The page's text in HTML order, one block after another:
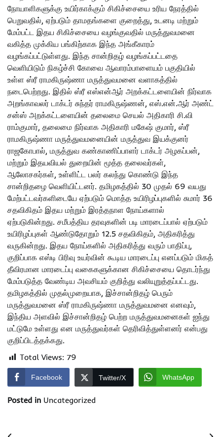
நோயாளிகளுக்கு உயிர்காக்கும் சிகிச்சையை உரிய நேரத்தில்
பெறுவதில், ஏற்படும் தாமதங்களை குறைத்து, உடனடி மற்றும்
மேம்பட்ட இதய சிகிச்சையை வழங்குவதில் மருத்துவமனை
வகித்த முக்கிய பங்கிற்காக இந்த அங்கீகாரம்
வழங்கப்பட்டுள்ளது. இந்த சான்றிதழ் வழங்கப்பட்டதை
வெளியிடும் நிகழ்ச்சி கோவை ஆவாரம்பாளையம் பகுதியில்
உள்ள ஸ்ரீ ராமகிருஷ்ணா மருத்துவமனை வளாகத்தில்
நடைபெற்றது. இதில் ஸ்ரீ எஸ்என்ஆர் அறக்கட்டளையின் நிர்வாக
அறங்காவலர் டாக்டர் சுந்தர் ராமகிருஷ்ணன், எஸ்.என்.ஆர் அண்ட்
சன்ஸ் அறக்கட்டளையின் தலைமை செயல் அதிகாரி சி.வி
ராம்குமார், தலைமை நிர்வாக அதிகாரி மகேஷ் குமார், ஸ்ரீ
ராமகிருஷ்ணா மருத்துவமனையின் மருத்துவ இயக்குனர்
ராஜகோபால், மருத்துவ கண்காணிப்பாளர் டாக்டர் அழகப்பன்,
மற்றும் இதயவியல் துறையின் மூத்த தலைவர்கள்,
ஆலோசகர்கள், உள்ளிட்ட பலர் கலந்து கொண்டு இந்த
சான்றிதழை வெளியிட்டனர். தமிழகத்தில் 30 முதல் 69 வயது
மேற்பட்டவர்களிடையே ஏற்படும் மொத்த உயிரிழப்புகளில் சுமார் 36
சதவிகிதம் இதய மற்றும் இரத்தநாள நோய்களால்
ஏற்படுகின்றது. சமீபத்திய தரவுகளின் படி மாரடைப்பால் ஏற்படும்
உயிரிழப்புகள் ஆண்டுதோறும் 12.5 சதவிகிதம், அதிகரித்து
வருகின்றது. இதய நோய்களில் அதிகரித்து வரும் பாதிப்பு,
குறிப்பாக எஸ்டி பிரிவு உயர்வின் கூடிய மாரடைப்பு எனப்படும் மிகத்
தீவிரமான மாரடைப்பு வகைகளுக்கான சிகிச்சையை தொடர்ந்து
மேம்படுத்த வேண்டிய அவசியம் குறித்து வலியுறுத்தப்பட்டது.
தமிழகத்தில் முதல்முறையாக, இச்சான்றிதழ் பெரும்
மருத்துவமனை ஸ்ரீ ராமகிருஷ்ணா மருத்துவமனை எனவும்,
இந்திய அளவில் இச்சான்றிதழ் பெற்ற மருத்துவமனைகள் ஐந்து
மட்டுமே உள்ளது என மருத்துவர்கள் தெரிவித்துள்ளனர் என்பது
குறிப்பிடத்தக்கது.
Total Views: 79
Facebook Twitter/X WhatsApp
Posted in Uncategorized